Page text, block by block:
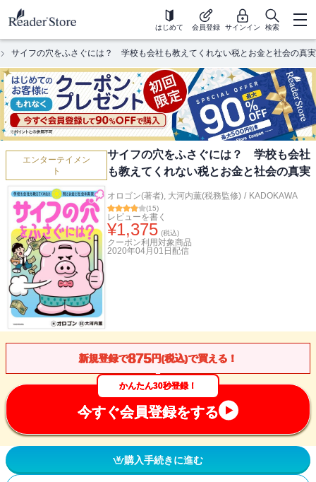
はじめて 会員登録 サインイン 検索
サイフの穴をふさぐには？ 学校も会社も教えてくれない税とお金と社会の真実
エンターテイメン
ト
サイフの穴をふさぐには？ 学校も会社
も教えてくれない税とお金と社会の真実
オロゴン(著者), 大河内薫(税務監修) / KADOKAWA
(15)
レビューを書く
¥1,375 (税込)
クーポン利用対象商品
2020年04月01日 配信
新規登録で875円(税込)で買える！
かんたん30秒登録！
今すぐ会員登録をする
購入手続きに進む